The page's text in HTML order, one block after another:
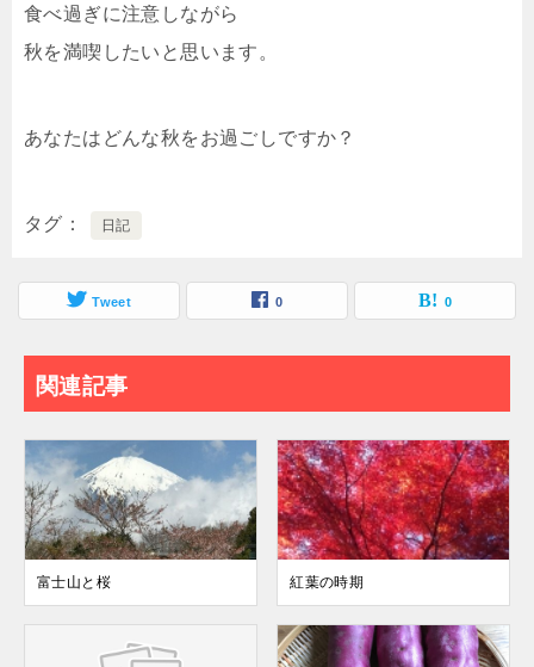
食べ過ぎに注意しながら
秋を満喫したいと思います。
あなたはどんな秋をお過ごしですか？
タグ 日記
Tweet 0 0
関連記事
富士山と桜 紅葉の時期